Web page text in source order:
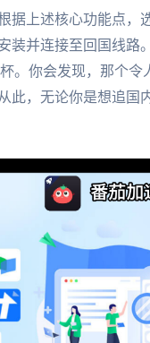
据上述核心功能点，
装并连接至回国线
。你会发现，那个
此，无论你是想追